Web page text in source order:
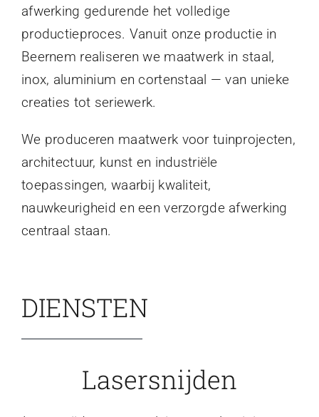
afwerking gedurende het volledige
productieproces. Vanuit onze productie in
Beernem realiseren we maatwerk in staal,
inox, aluminium en cortenstaal — van unieke
creaties tot seriewerk.
We produceren maatwerk voor tuinprojecten,
architectuur, kunst en industriële
toepassingen, waarbij kwaliteit,
nauwkeurigheid en een verzorgde afwerking
centraal staan.
DIENSTEN
Lasersnijden